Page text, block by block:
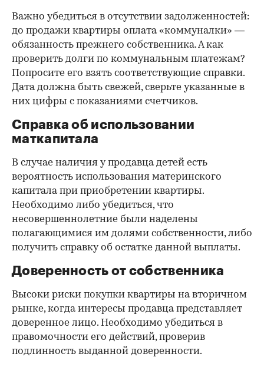
Важно убедиться в отсутствии задолженностей:
до продажи квартиры оплата «коммуналки» —
обязанность прежнего собственника. А как
проверить долги по коммунальным платежам?
Попросите его взять соответствующие справки.
Дата должна быть свежей, сверьте указанные в
них цифры с показаниями счетчиков.
Справка об использовании
маткапитала
В случае наличия у продавца детей есть
вероятность использования материнского
капитала при приобретении квартиры.
Необходимо либо убедиться, что
несовершеннолетние были наделены
полагающимися им долями собственности, либо
получить справку об остатке данной выплаты.
Доверенность от собственника
Высоки риски покупки квартиры на вторичном
рынке, когда интересы продавца представляет
доверенное лицо. Необходимо убедиться в
правомочности его действий, проверив
подлинность выданной доверенности.